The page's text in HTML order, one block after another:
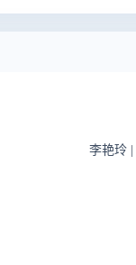
李艳玲 |